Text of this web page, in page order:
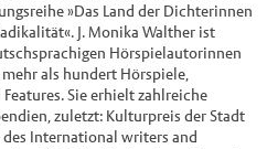
»Das Land der Dichterinnen
J. Monika Walther ist
Hörspielautorinnen
als hundert Hörspiele,
Sie erhielt zahlreiche
zuletzt: Kulturpreis der Stadt
International writers and